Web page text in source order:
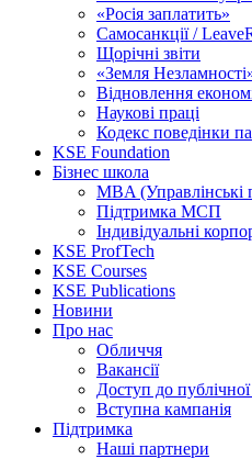
«Росія заплатить»
Самосанкції /
Щорічні звіти
«Земля
Відновлення
Наукові праці
Кодекс поведінки
KSE Foundation
Бізнес школа
MBA (Управлінські
Підтримка МСП
Індивідуальні
KSE ProfTech
KSE Courses
KSE Publications
Новини
Про нас
Обличчя
Вакансії
Доступ до публічної
Вступна кампанія
Підтримка
Наші партнери